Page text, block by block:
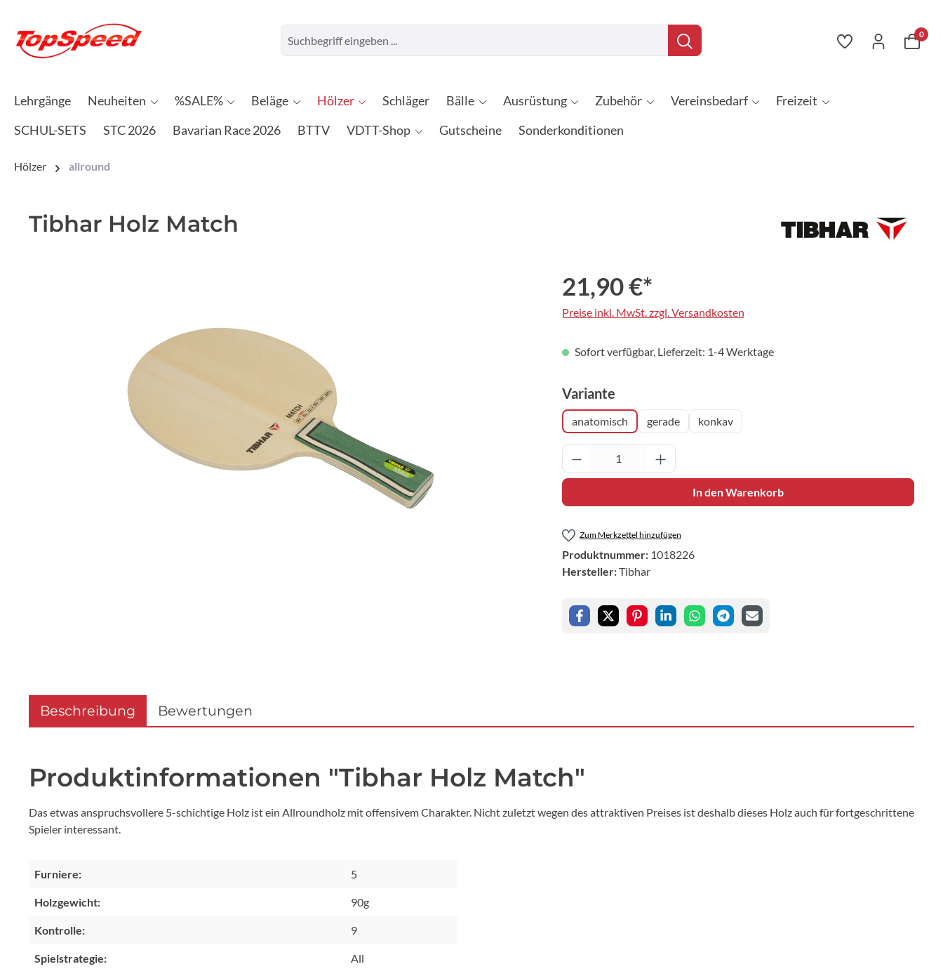
0
Lehrgänge Neuheiten %SALE% Beläge Hölzer Schläger Bälle Ausrüstung Zubehör Vereinsbedarf
Freizeit
SCHUL-SETS
STC 2026 Bavarian Race 2026 BTTV VDTT-Shop Gutscheine Sonderkonditionen
Hölzer allround
Tibhar Holz Match
21,90 €*
Preise inkl. MwSt. zzgl. Versandkosten
Sofort verfügbar, Lieferzeit: 1-4 Werktage
Varianteauswählen
anatomisch gerade konkav
Produkt Anzahl: Gib den gewünschten Wert ein
In den Warenkorb
Zum Merkzettel hinzufügen
Produktnummer: 1018226
Hersteller:Tibhar
Beschreibung Bewertungen
Produktinformationen "Tibhar Holz Match"
Das etwas anspruchsvollere 5-schichtige Holz ist ein Allroundholz mit offensivem Charakter. Nicht zuletzt wegen des attraktiven Preises ist deshalb dieses Holz auch für fortgeschrittene
Spieler interessant.
Furniere: 5
Holzgewicht: 90g
Kontrolle: 9
Spielstrategie: All